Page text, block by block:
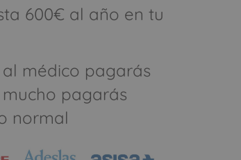
600€ al año en tu
médico pagarás
pagarás
normal